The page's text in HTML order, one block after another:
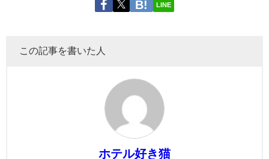
LINE
この記事を書いた人
ホテル好き猫